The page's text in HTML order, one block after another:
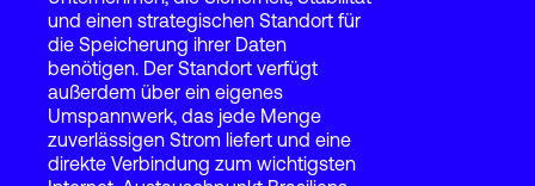
Login
und einen strategischen Standort für
die Speicherung ihrer Daten
benötigen. Der Standort verfügt
außerdem über ein eigenes
Umspannwerk, das jede Menge
zuverlässigen Strom liefert und eine
direkte Verbindung zum wichtigsten